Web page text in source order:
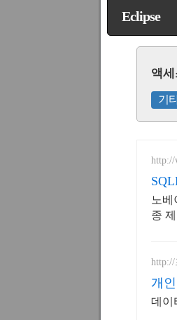
Eclipse
액
기
http://
노
종
http://
개
데이